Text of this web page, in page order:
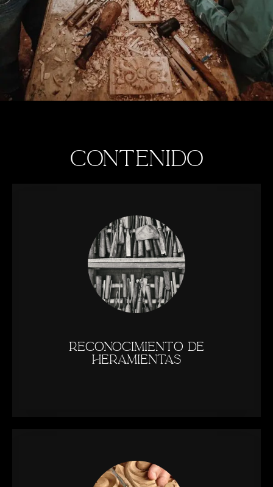
contenido
reconocimiento de
heramientas